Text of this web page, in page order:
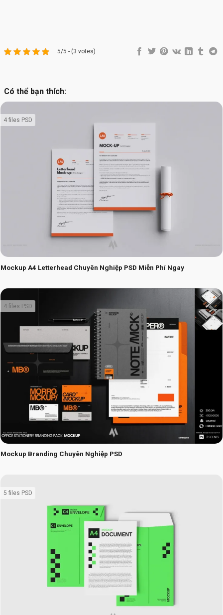
5/5 - (3 votes)
Có thể bạn thích:
Mockup A4 Letterhead Chuyên Nghiệp PSD Miễn Phí Ngay
4 files PSD
Mockup Branding Chuyên Nghiệp PSD
4 files PSD
5 files PSD